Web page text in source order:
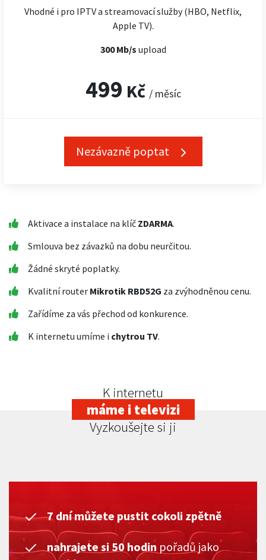
Vhodné i pro IPTV a streamovací služby (HBO, Netflix,
Apple TV).
300 Mb/s upload
499 Kč / měsíc
Nezávazně poptat
Aktivace a instalace na klíč ZDARMA.
Smlouva bez závazků na dobu neurčitou.
Žádné skryté poplatky.
Kvalitní router Mikrotik RBD52G za zvýhodněnou cenu.
Zařídíme za vás přechod od konkurence.
K internetu umíme i chytrou TV.
K internetu
máme i televizi
Vyzkoušejte si ji
7 dní můžete pustit cokoli zpětně
nahrajete si 50 hodin pořadů jako